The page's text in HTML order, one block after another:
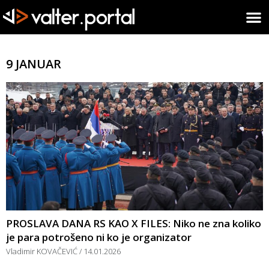
9 JANUAR
PROSLAVA DANA RS KAO X FILES: Niko ne zna koliko
je para potrošeno ni ko je organizator
Vladimir KOVAČEVIĆ 14.01.2026